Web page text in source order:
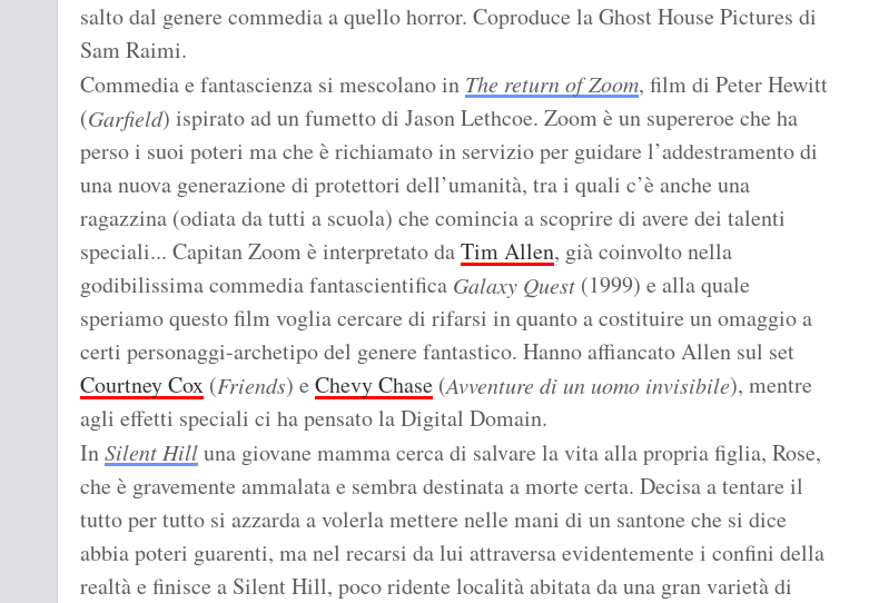
salto dal genere commedia a quello horror. Coproduce la Ghost House Pictures di
Sam Raimi.
Commedia e fantascienza si mescolano in The return of Zoom, film di Peter Hewitt
(Garfield) ispirato ad un fumetto di Jason Lethcoe. Zoom è un supereroe che ha
perso i suoi poteri ma che è richiamato in servizio per guidare l’addestramento di
una nuova generazione di protettori dell’umanità, tra i quali c’è anche una
ragazzina (odiata da tutti a scuola) che comincia a scoprire di avere dei talenti
speciali... Capitan Zoom è interpretato daTim Allen, già coinvolto nella
godibilissima commedia fantascientifica Galaxy Quest (1999) e alla quale
speriamo questo film voglia cercare di rifarsi in quanto a costituire un omaggio a
certi personaggi-archetipo del genere fantastico. Hanno affiancato Allen sul set
Courtney Cox (Friends) e Chevy Chase (Avventure di un uomo invisibile), mentre
agli effetti speciali ci ha pensato la Digital Domain.
InSilent Hilluna giovane mamma cerca di salvare la vita alla propria figlia, Rose,
che è gravemente ammalata e sembra destinata a morte certa. Decisa a tentare il
tutto per tutto si azzarda a volerla mettere nelle mani di un santone che si dice
abbia poteri guarenti, ma nel recarsi da lui attraversa evidentemente i confini della
realtà e finisce a Silent Hill, poco ridente località abitata da una gran varietà di